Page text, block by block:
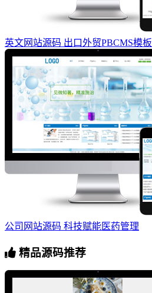
英文网站源码 出口外贸PBCMS模板
公司网站源码 科技赋能医药管理
精品源码推荐